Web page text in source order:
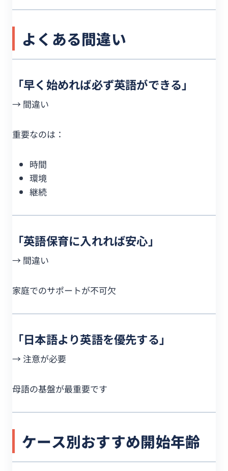
よくある間違い
「早く始めれば必ず英語ができる」
→ 間違い
重要なのは：
時間
環境
継続
「英語保育に入れれば安心」
→ 間違い
家庭でのサポートが不可欠
「日本語より英語を優先する」
→ 注意が必要
母語の基盤が最重要です
ケース別おすすめ開始年齢